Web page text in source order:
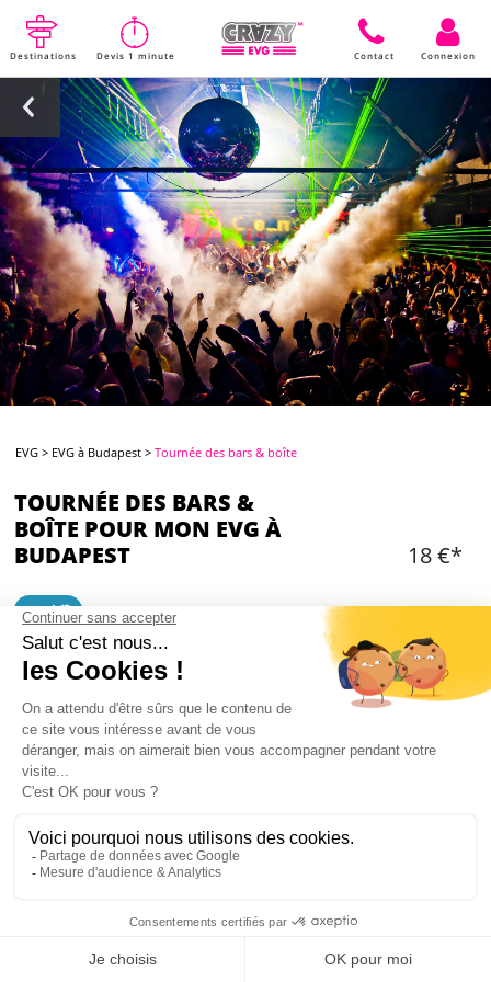
Destinations Devis 1 minute Contact Connexion
EVG > EVG à Budapest >Tournée des bars & boîte
TOURNÉE DES BARS &
BOÎTE POUR MON EVG À
BUDAPEST
18 €*
Deal 🎯
OPTIONS ADDITIONNELLES
Choisir une ou des option(s)
Tournée des meilleurs bars de la ville
Une entrée pour tout le groupe dans une boîte
Mon EVG à Budapest